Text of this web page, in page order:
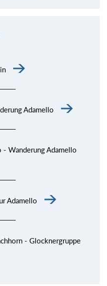
Adamello
- Wanderung Adamello
Adamello
- Glocknergruppe